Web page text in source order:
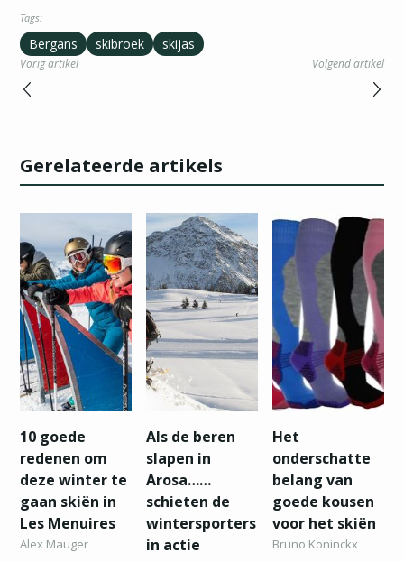
Tags:
Bergans skibroek skijas
Vorig artikel Volgend artikel
Gerelateerde artikels
10 goede
redenen om
deze winter te
gaan skiën in
Les Menuires
Alex Mauger
Als de beren
slapen in
Arosa……
schieten de
wintersporters
in actie
Het
onderschatte
belang van
goede kousen
voor het skiën
Bruno Koninckx